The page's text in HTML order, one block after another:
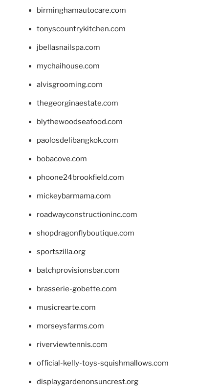
birminghamautocare.com
tonyscountrykitchen.com
jbellasnailspa.com
mychaihouse.com
alvisgrooming.com
thegeorginaestate.com
blythewoodseafood.com
paolosdelibangkok.com
bobacove.com
phoone24brookfield.com
mickeybarmama.com
roadwayconstructioninc.com
shopdragonflyboutique.com
sportszilla.org
batchprovisionsbar.com
brasserie-gobette.com
musicrearte.com
morseysfarms.com
riverviewtennis.com
official-kelly-toys-squishmallows.com
displaygardenonsuncrest.org